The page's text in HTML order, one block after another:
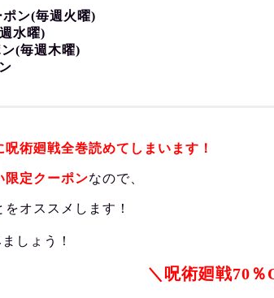
ポン(毎週火曜)
水曜)
(毎週木曜)
呪術廻戦全巻読めてしまいます！
限定クーポンなので、
オススメします！
しょう！
＼呪術廻戦70％